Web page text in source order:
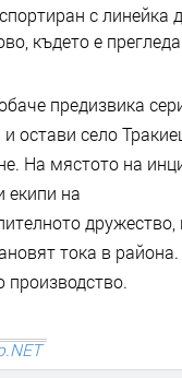
с линейка
където е
предизвика
остави село
На мястото на
екипи на
дружество,
тока в
производство.